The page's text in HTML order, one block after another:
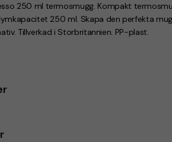
250 ml termosmugg. Kompakt
250 ml. Skapa den perfekta
Tillverkad i Storbritannien. PP-plast.